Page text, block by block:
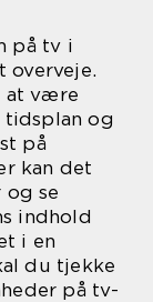
på tv i
overveje.
at være
og
på
kan det
se
indhold
i en
du tjekke
på tv-